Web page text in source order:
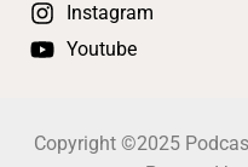
Instagram
Youtube
Copyright ©2025